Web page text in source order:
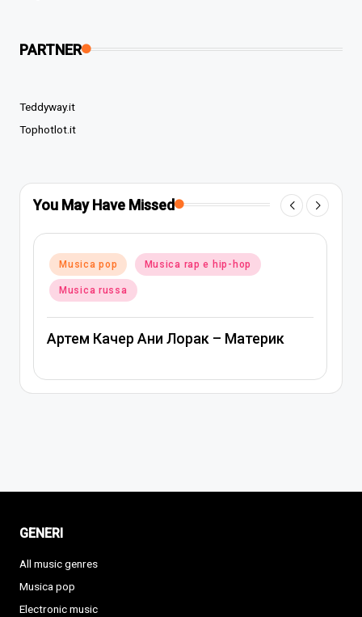
PARTNER
Teddyway.it
Tophotlot.it
You May Have Missed
Posted
in
Musica pop Musica russa
GENERI
All music genres
Musica pop
Electronic music